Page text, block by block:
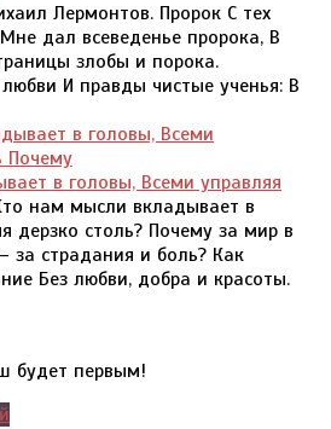
Лермонтов. Пророк С тех
дал всеведенье пророка, В
злобы и порока.
И правды чистые ученья: В
в головы, Всеми управляя
нам мысли вкладывает в
дерзко столь? Почему за мир в
за страдания и боль? Как
Без любви, добра и красоты.
будет первым!